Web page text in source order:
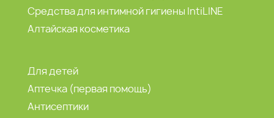
Средства для интимной гигиены IntiLINE
Алтайская косметика
Для детей
Аптечка (первая помощь)
Антисептики